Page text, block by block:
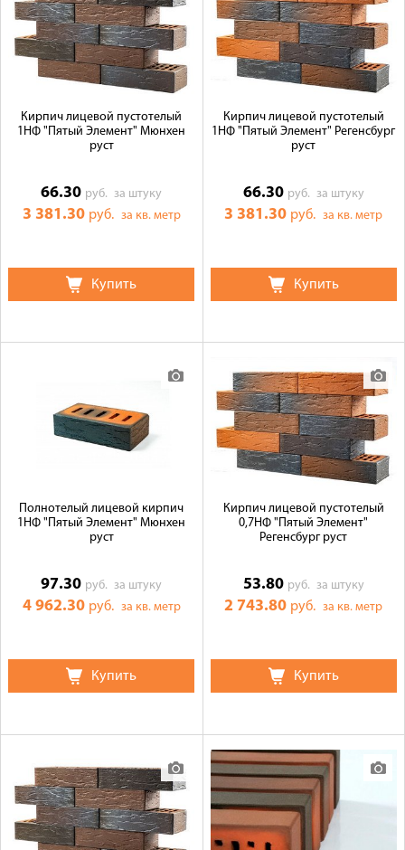
Галерея объектов
Контакты
Кирпич лицевой пустотелый
1НФ "Пятый Элемент" Мюнхен
руст
66.30 руб.за штуку
3 381.30 руб. за кв. метр
Купить
Кирпич лицевой пустотелый
1НФ "Пятый Элемент" Регенсбург
руст
66.30 руб. за штуку
3 381.30 руб.за кв. метр
Купить
Полнотелый лицевой кирпич
1НФ "Пятый Элемент" Мюнхен
руст
97.30 руб.за штуку
4 962.30 руб. за кв. метр
Купить
Кирпич лицевой пустотелый
0,7НФ "Пятый Элемент"
Регенсбург руст
53.80 руб. за штуку
2 743.80 руб.за кв. метр
Купить